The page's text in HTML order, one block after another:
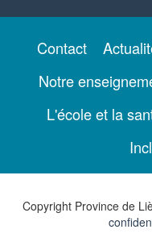
Contact
Notre
L'école et la
Copyright Province de